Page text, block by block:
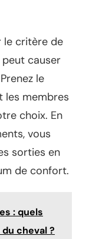
le critère de
causer
le
les membres
choix. En
vous
sorties en
de confort.
: quels
cheval ?